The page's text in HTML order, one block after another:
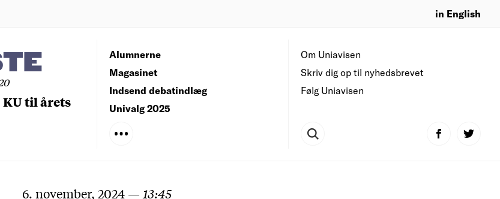
in English
KU til årets
Om Uniavisen
Skriv dig op til nyhedsbrevet
Følg Uniavisen
Alumnerne
Magasinet
Indsend debatindlæg
Univalg 2025
6. november, 2024 — 13:45